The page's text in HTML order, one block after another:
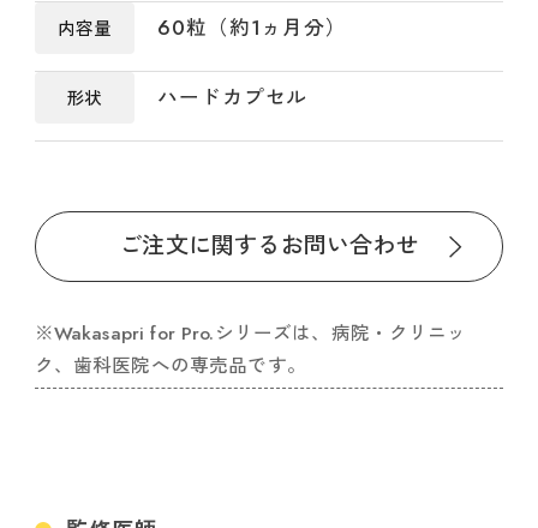
内容量 60粒（約1ヵ月分）
形状 ハードカプセル
ご注文に関するお問い合わせ
※Wakasapri for Pro.シリーズは、病院・クリニッ
ク、歯科医院への専売品です。